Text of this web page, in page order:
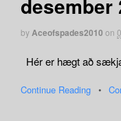
desember
byAceofspades2010 on
Hér er hægt að
Continue Reading •